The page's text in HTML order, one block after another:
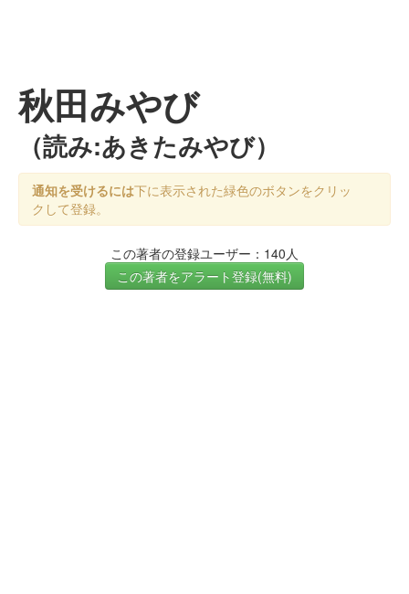
秋田みやび
（読み:あきたみやび）
通知を受けるには下に表示された緑色のボタンをクリッ
クして登録。
この著者の登録ユーザー：140人
この著者をアラート登録(無料)